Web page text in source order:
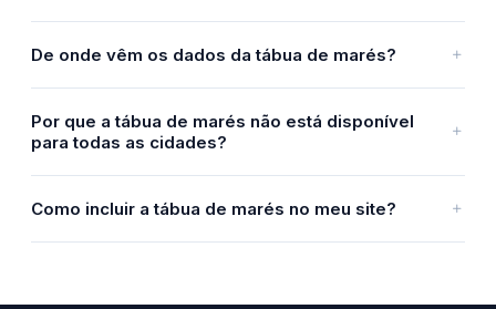
De onde vêm os dados da tábua de marés?
Por que a tábua de marés não está disponível
para todas as cidades?
Como incluir a tábua de marés no meu site?